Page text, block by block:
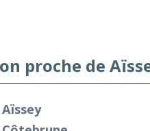
proche de